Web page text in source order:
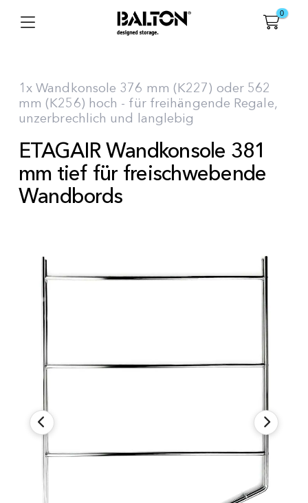
0
1x Wandkonsole 376 mm (K227) oder 562
mm (K256) hoch - für freihängende Regale,
unzerbrechlich und langlebig
ETAGAIR Wandkonsole 381
mm tief für freischwebende
Wandbords